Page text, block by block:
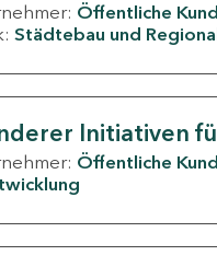
Öffentliche
Städtebau und
Initiativen
Öffentliche